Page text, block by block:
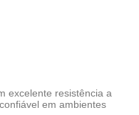
excelente resistência a
em ambientes